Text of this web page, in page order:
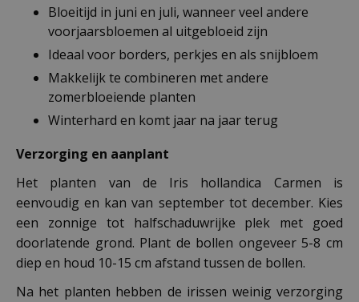
Bloeitijd in juni en juli, wanneer veel andere
voorjaarsbloemen al uitgebloeid zijn
Ideaal voor borders, perkjes en als snijbloem
Makkelijk te combineren met andere
zomerbloeiende planten
Winterhard en komt jaar na jaar terug
Verzorging en aanplant
Het planten van de Iris hollandica Carmen is
eenvoudig en kan van september tot december. Kies
een zonnige tot halfschaduwrijke plek met goed
doorlatende grond. Plant de bollen ongeveer 5-8 cm
diep en houd 10-15 cm afstand tussen de bollen.
Na het planten hebben de irissen weinig verzorging